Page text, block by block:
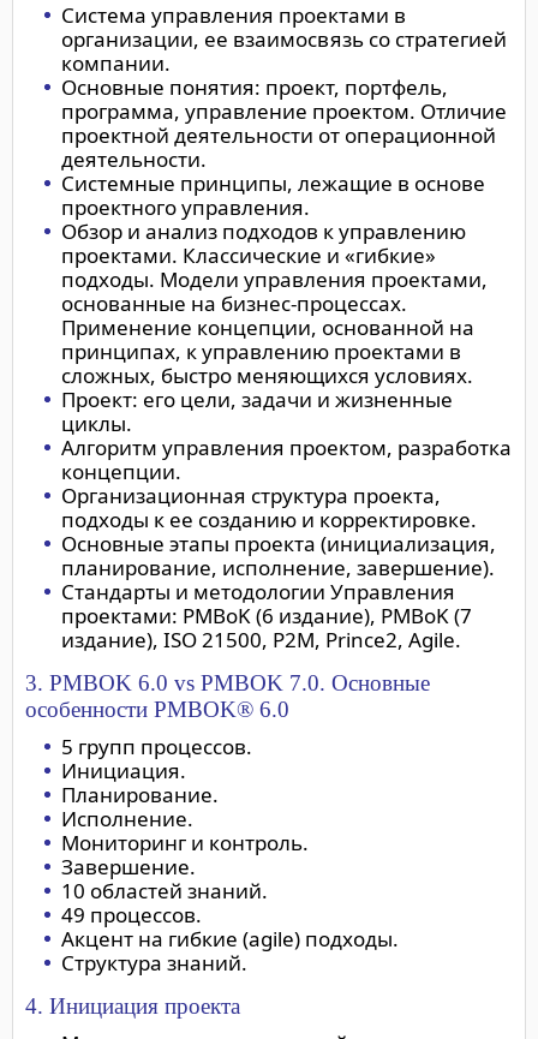
Система управления проектами в
организации, ее взаимосвязь со стратегией
компании.
Основные понятия: проект, портфель,
программа, управление проектом. Отличие
проектной деятельности от операционной
деятельности.
Системные принципы, лежащие в основе
проектного управления.
Обзор и анализ подходов к управлению
проектами. Классические и «гибкие»
подходы. Модели управления проектами,
основанные на бизнес-процессах.
Применение концепции, основанной на
принципах, к управлению проектами в
сложных, быстро меняющихся условиях.
Проект: его цели, задачи и жизненные
циклы.
Алгоритм управления проектом, разработка
концепции.
Организационная структура проекта,
подходы к ее созданию и корректировке.
Основные этапы проекта (инициализация,
планирование, исполнение, завершение).
Стандарты и методологии Управления
проектами: PMBoK (6 издание), PMBoK (7
издание), ISO 21500, P2M, Prince2, Agile.
3. PMBOK 6.0 vs PMBOK 7.0. Основные
особенности PMBOK® 6.0
5 групп процессов.
Инициация.
Планирование.
Исполнение.
Мониторинг и контроль.
Завершение.
10 областей знаний.
49 процессов.
Акцент на гибкие (agile) подходы.
Структура знаний.
4. Инициация проекта